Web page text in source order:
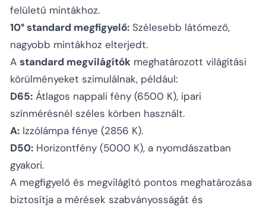
felületű mintákhoz.
10° standard megfigyelő: Szélesebb látómező,
nagyobb mintákhoz elterjedt.
A standard megvilágítók meghatározott világítási
körülményeket szimulálnak, például:
D65: Átlagos nappali fény (6500 K), ipari
színmérésnél széles körben használt.
A: Izzólámpa fénye (2856 K).
D50: Horizontfény (5000 K), a nyomdászatban
gyakori.
A megfigyelő és megvilágító pontos meghatározása
biztosítja a mérések szabványosságát és